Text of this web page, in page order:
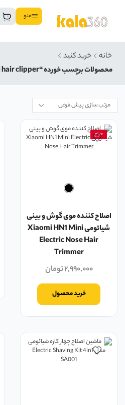
منو
خانه
خرید کنید
محصولات برچسب خورده “xiaomi hair clipper”
حراج
اصلاح کننده موی گوش و بینی
شیائومی Xiaomi HN1 Mini
Electric Nose Hair
Trimmer
۲,۹۹۰,۰۰۰تومان
خرید محصول